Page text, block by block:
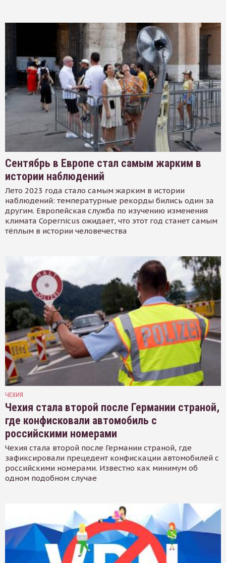
Сентябрь в Европе стал самым жарким в
истории наблюдений
Лето 2023 года стало самым жарким в истории
наблюдений: температурные рекорды бились один за
другим. Европейская служба по изучению изменения
климата Copernicus ожидает, что этот год станет самым
тёплым в истории человечества
ЧЕХИЯ
Чехия стала второй после Германии страной,
где конфисковали автомобиль с
российскими номерами
Чехия стала второй после Германии страной, где
зафиксировали прецедент конфискации автомобилей с
российскими номерами. Известно как минимум об
одном подобном случае